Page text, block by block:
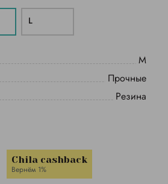
L
M
Прочные
Резина
Chila cashback
Вернём 1%